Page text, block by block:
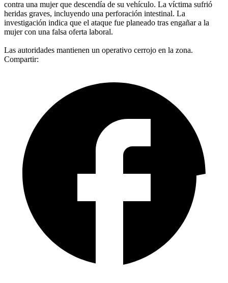
contra una mujer que descendía de su vehículo. La víctima sufrió
heridas graves, incluyendo una perforación intestinal. La
investigación indica que el ataque fue planeado tras engañar a la
mujer con una falsa oferta laboral.
Las autoridades mantienen un operativo cerrojo en la zona.
Compartir: